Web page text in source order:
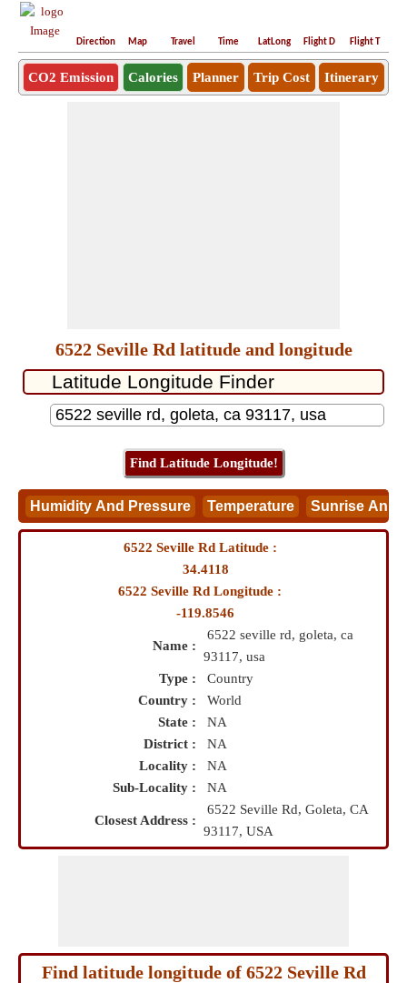
Direction Map Travel Time LatLong Flight D Flight T
CO2 Emission Calories Planner Trip Cost Itinerary
6522 Seville Rd latitude and longitude
6522 Seville Rd Latitude :
34.4118
6522 Seville Rd Longitude :
-119.8546
Name :
6522 seville rd, goleta, ca
93117, usa
Type :
Country
Country :
World
State :
NA
District :
NA
Locality :
NA
Sub-Locality :
NA
Closest Address :
6522 Seville Rd, Goleta, CA
93117, USA
Find latitude longitude of 6522 Seville Rd